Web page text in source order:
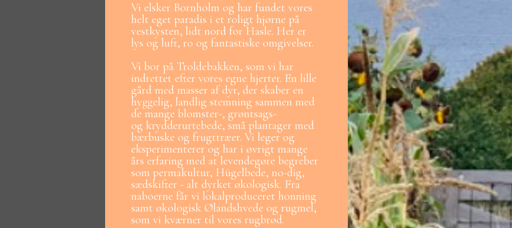
Vi elsker Bornholm og har fundet vores
helt eget paradis i et roligt hjørne på
vestkysten, lidt nord for Hasle. Her er
lys og luft, ro og fantastiske omgivelser.
Vi bor på Troldebakken, som vi har
indrettet efter vores egne hjerter. En lille
gård med masser af dyr, der skaber en
hyggelig, landlig stemning sammen med
de mange blomster-, grøntsags-
og krydderurtebede, små plantager med
bærbuske og frugttræer. Vi leger og
eksperimenterer og har i øvrigt mange
års erfaring med at levendegøre begreber
som permakultur, Hügelbede, no-dig,
sædskifter - alt dyrket økologisk. Fra
naboerne får vi lokalproduceret honning
samt økologisk Ølandshvede og rugmel,
som vi kværner til vores rugbrød.